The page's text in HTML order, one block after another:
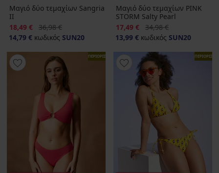
Μαγιό δύο τεμαχίων Sangria
ΙΙ
Έκπτωση
18,49 € Αρχική τιμή
36,98 €
14,79 € κωδικός SUN20
Μαγιό δύο τεμαχίων PINK
STORM Salty Pearl
Έκπτωση
17,49 € Αρχική τιμή
34,98 €
13,99 € κωδικός SUN20
ΠΕΡΙΟΡΙΣΜΕΝΑ